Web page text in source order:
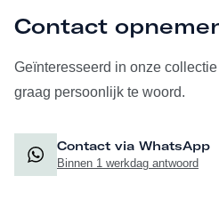
Contact
Geïnteresseerd in onze
graag persoonlijk te woord.
Contact via WhatsApp
Binnen 1 werkdag antwoord